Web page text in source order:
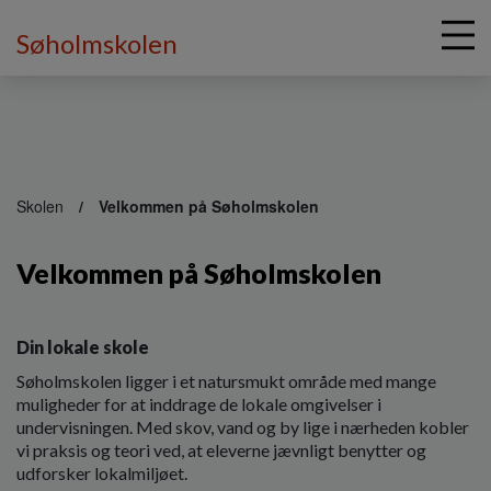
Søholmskolen
Skolen Velkommen på Søholmskolen
Velkommen på Søholmskolen
Din lokale skole
Søholmskolen ligger i et natursmukt område med mange
muligheder for at inddrage de lokale omgivelser i
undervisningen. Med skov, vand og by lige i nærheden kobler
vi praksis og teori ved, at eleverne jævnligt benytter og
udforsker lokalmiljøet.